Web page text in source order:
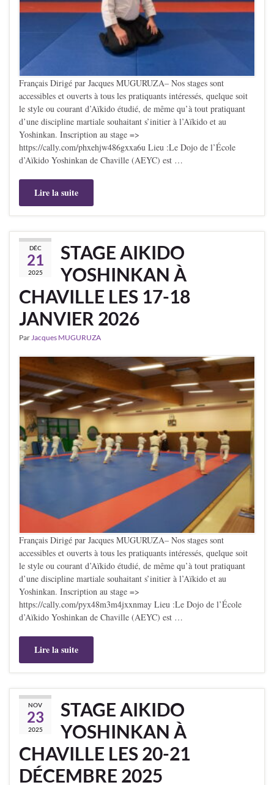
Français Dirigé par Jacques MUGURUZA– Nos stages sont
accessibles et ouverts à tous les pratiquants intéressés, quelque soit
le style ou courant d’Aïkido étudié, de même qu’à tout pratiquant
d’une discipline martiale souhaitant s’initier à l’Aïkido et au
Yoshinkan. Inscription au stage =>
https://cally.com/phxehjw486gxxa6u Lieu :Le Dojo de l’École
d’Aïkido Yoshinkan de Chaville (AEYC) est …
Lire la suite
DÉC
21
2025
STAGE AIKIDO
YOSHINKAN À
CHAVILLE LES 17-18
JANVIER 2026
ParJacques MUGURUZA
Français Dirigé par Jacques MUGURUZA– Nos stages sont
accessibles et ouverts à tous les pratiquants intéressés, quelque soit
le style ou courant d’Aïkido étudié, de même qu’à tout pratiquant
d’une discipline martiale souhaitant s’initier à l’Aïkido et au
Yoshinkan. Inscription au stage =>
https://cally.com/pyx48m3m4jxxnmay Lieu :Le Dojo de l’École
d’Aïkido Yoshinkan de Chaville (AEYC) est …
Lire la suite
NOV
23
2025
STAGE AIKIDO
YOSHINKAN À
CHAVILLE LES 20-21
DÉCEMBRE 2025